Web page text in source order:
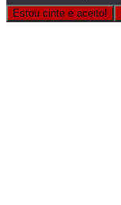
Estou cinte e aceito!